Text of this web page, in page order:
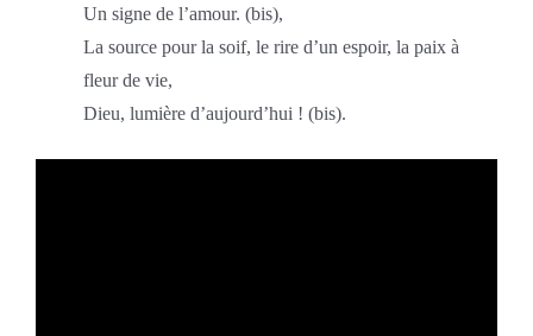
Un signe de l’amour. (bis),
La source pour la soif, le rire d’un espoir, la paix à
fleur de vie,
Dieu, lumière d’aujourd’hui ! (bis).